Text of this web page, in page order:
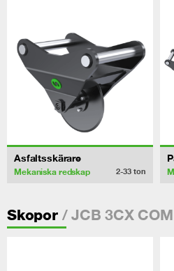
Asfaltsskärare
Mekaniska redskap 2-33 ton
Skopor/ JCB 3CX